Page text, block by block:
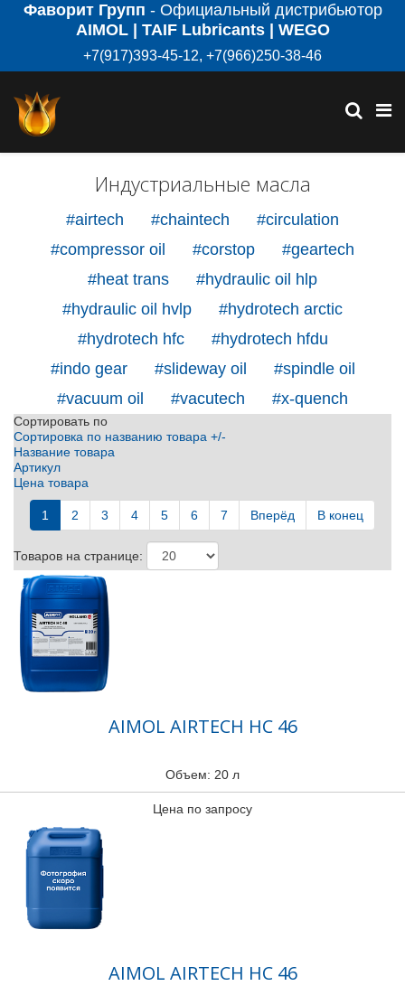
Фаворит Групп - Официальный дистрибьютор
AIMOL | TAIF Lubricants | WEGO
+7(917)393-45-12, +7(966)250-38-46
Индустриальные масла
#airtech #chaintech
#circulation
#compressor oil
#corstop
#geartech
#heat trans
#hydraulic oil hlp
#hydraulic oil hvlp
#hydrotech arctic
#hydrotech hfc
#hydrotech hfdu
#indo gear
#slideway oil
#spindle oil
#vacuum oil
#vacutech #x-quench
Сортировать по
Сортировка по названию товара +/-
Название товара
Артикул
Цена товара
1 2 3 4 5 6 7 Вперёд В конец
Товаров на странице:
AIMOL AIRTECH HC 46
Объем: 20 л
Цена по запросу
AIMOL AIRTECH HC 46